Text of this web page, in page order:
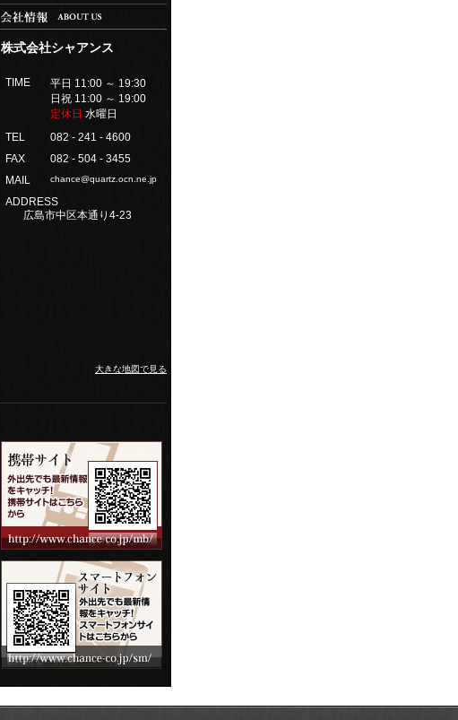
株式会社シャアンス
TIME
平日 11:00 ～ 19:30
日祝 11:00 ～ 19:00
定休日 水曜日
TEL
082 - 241 - 4600
FAX
082 - 504 - 3455
MAIL
chance@quartz.ocn.ne.jp
ADDRESS
広島市中区本通り4-23
大きな地図で見る